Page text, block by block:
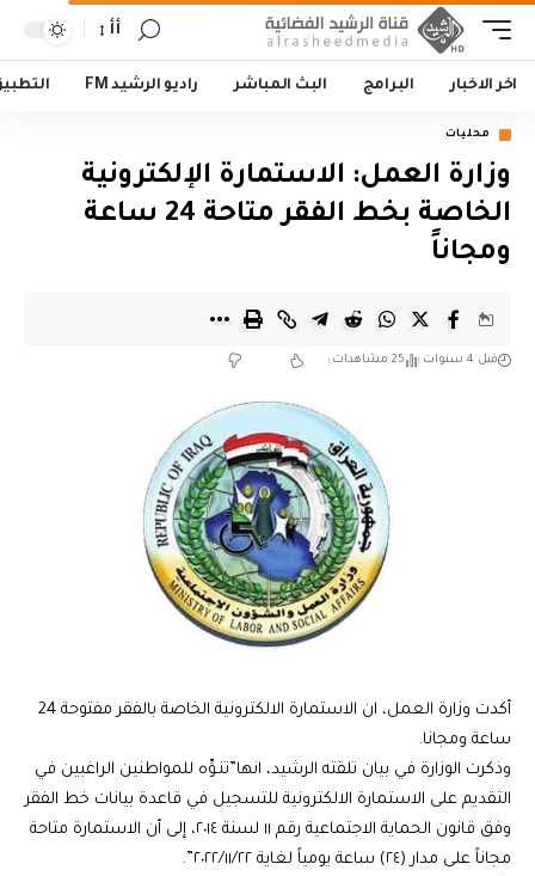
أأ
اخر الاخبار البرامج البث المباشر راديو الرشيد FM
محليات
وزارة العمل: الاستمارة الإلكترونية
الخاصة بخط الفقر متاحة 24 ساعة
ومجاناً
قبل 4 سنوات 25 مشاهدات
أكدت وزارة العمل، ان الاستمارة الالكترونية الخاصة بالفقر مفتوحة 24
ساعة ومجانا.
وذكرت الوزارة في بيان تلقته الرشيد، انها”تنـوِّه للمواطنين الراغبين في
التقديم على الاستمارة الالكترونية للتسجيل في قاعدة بيانات خط الفقر
وفق قانون الحماية الاجتماعية رقم ١١ لسنة ٢٠١٤، إلى أن الاستمارة متاحة
مجاناً على مدار (٢٤) ساعة يومياً لغاية ٢٠٢٢/١١/٢٢”.